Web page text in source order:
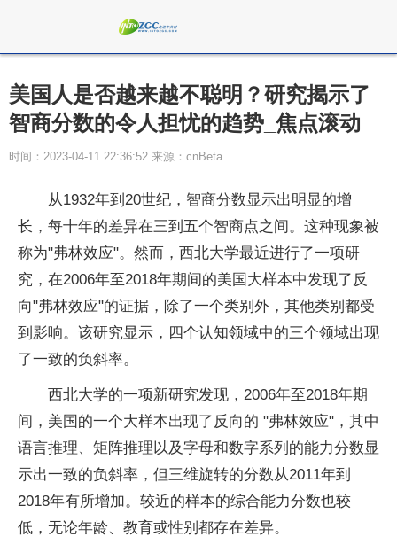
美国人是否越来越不聪明？研究揭示了
智商分数的令人担忧的趋势_焦点滚动
时间：2023-04-11 22:36:52 来源：cnBeta
从1932年到20世纪，智商分数显示出明显的增
长，每十年的差异在三到五个智商点之间。这种现象被
称为"弗林效应"。然而，西北大学最近进行了一项研
究，在2006年至2018年期间的美国大样本中发现了反
向"弗林效应"的证据，除了一个类别外，其他类别都受
到影响。该研究显示，四个认知领域中的三个领域出现
了一致的负斜率。
西北大学的一项新研究发现，2006年至2018年期
间，美国的一个大样本出现了反向的 "弗林效应"，其中
语言推理、矩阵推理以及字母和数字系列的能力分数显
示出一致的负斜率，但三维旋转的分数从2011年到
2018年有所增加。较近的样本的综合能力分数也较
低，无论年龄、教育或性别都存在差异。